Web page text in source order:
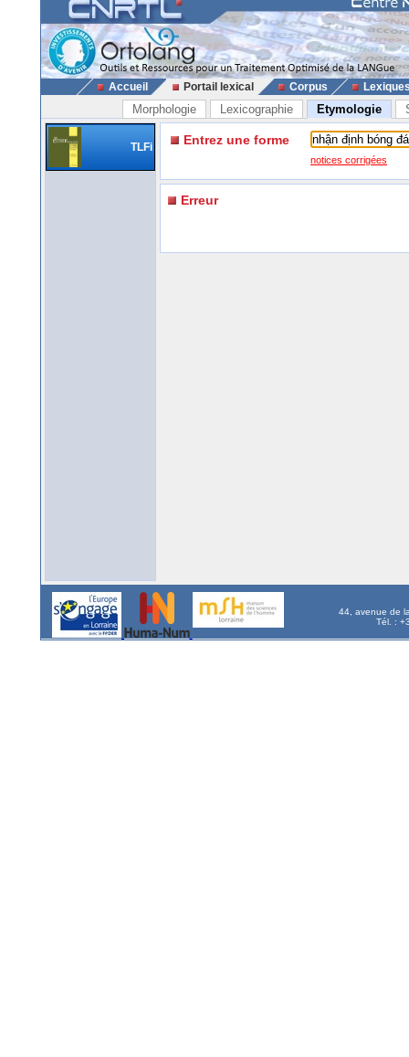
Accueil Portail lexical Corpus
Morphologie Lexicographie Etymologie
TLFi Entrez une forme
notices corrigées
Erreur
44, avenue de
Tél. :